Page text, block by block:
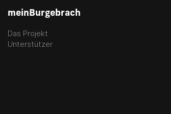
meinBurgebrach
Das Projekt
Unterstützer